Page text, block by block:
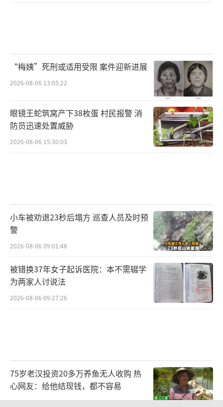
“梅姨”死刑或适用受限 案件迎新进展
2026-08-06 13:05:22
眼镜王蛇筑窝产下38枚蛋 村民报警 消
防员迅速处置威胁
2026-08-06 15:30:03
小车被劝退23秒后塌方 巡查人员及时预
警
2026-08-06 09:01:48
被错换37年女子起诉医院：本不需辍学
为两家人讨说法
2026-08-06 09:27:26
75岁老汉投资20多万养鱼无人收购 热
心网友：给他结现钱，都不容易
2026-08-06 16:44:32